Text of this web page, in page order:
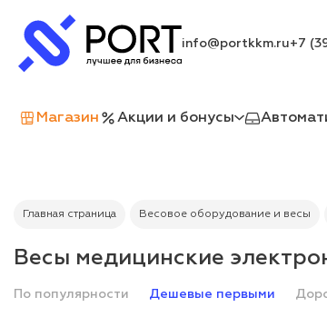
info@portkkm.ru+7
Магазин Акции и бонусы
Главная страница Весовое оборудование и весы
Весы медицинские
По популярности Дешевые первыми